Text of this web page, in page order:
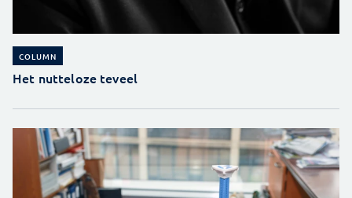
COLUMN
Het nutteloze teveel